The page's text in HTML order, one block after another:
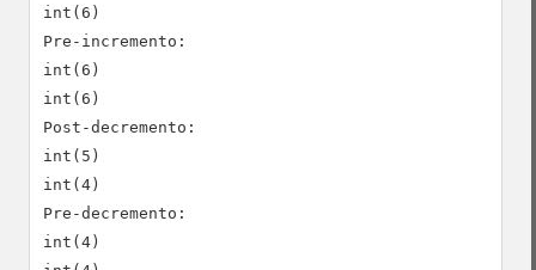
int(6)
Pre-incremento:
int(6)
int(6)
Post-decremento:
int(5)
int(4)
Pre-decremento:
int(4)